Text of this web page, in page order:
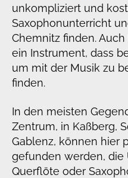
unkompliziert und
Saxophonunterricht
Chemnitz finden.
ein Instrument, dass
um mit der Musik zu
finden.
In den meisten
Zentrum, in Kaßberg,
Gablenz, können hier
gefunden werden,
Querflöte oder